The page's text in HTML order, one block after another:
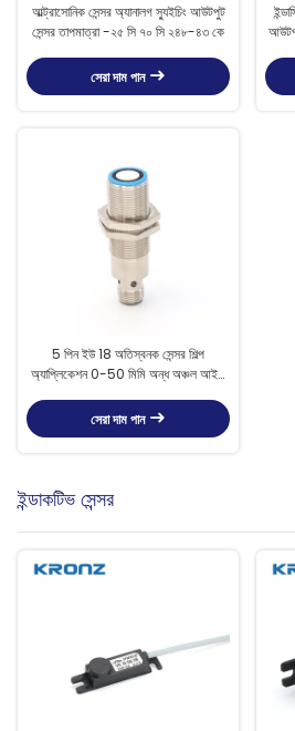
আল্ট্রাসোনিক সেন্সর অ্যানালগ স্যুইচিং আউটপুট
সেন্সর তাপমাত্রা -২৫ সি ৭০ সি ২৪৮-৪৩ কে
সেরা দাম পান
5 পিন ইউ 18 অতিস্বনক সেন্সর শিল্প
অ্যাপ্লিকেশন 0-50 মিমি অন্ধ অঞ্চল আইপি
সেরা দাম পান
ইন্ডাকটিভ সেন্সর